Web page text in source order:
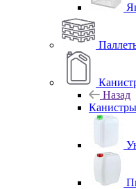
Назад